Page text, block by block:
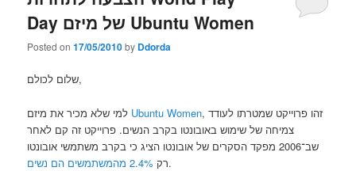
Day של מיזם Ubuntu Women
Posted on17/05/2010by Ddorda
שלום לכולם,
Ubuntu Women, זהו פרוייקט שמטרתו לעודד
צמיחה של שימוש באובונטו בקרב הנשים. פרוייקט זה קם לאחר
שב־2006 מפקד הסקרים של אובונטו הציג כי בקרב משתמשי אובונטו
רק 2.4% מהמשתמשים הם נשים .